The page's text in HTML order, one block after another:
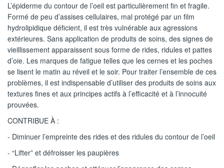
L’épiderme du contour de l’oeil est particulièrement fin et fragile.
Formé de peu d’assises cellulaires, mal protégé par un film
hydrolipidique déficient, il est très vulnérable aux agressions
extérieures. Sans application de produits de soins, des signes de
vieillissement apparaissent sous forme de rides, ridules et pattes
d’oie. Les marques de fatigue telles que les cernes et les poches
se lisent le matin au réveil et le soir. Pour traiter l’ensemble de ces
problèmes, il est indispensable d’utiliser des produits de soins aux
textures fines et aux principes actifs à l’efficacité et à l’innocuité
prouvées.
CONTRIBUE À :
- Diminuer l’empreinte des rides et des ridules du contour de l’oeil
- “Lifter” et défroisser les paupières